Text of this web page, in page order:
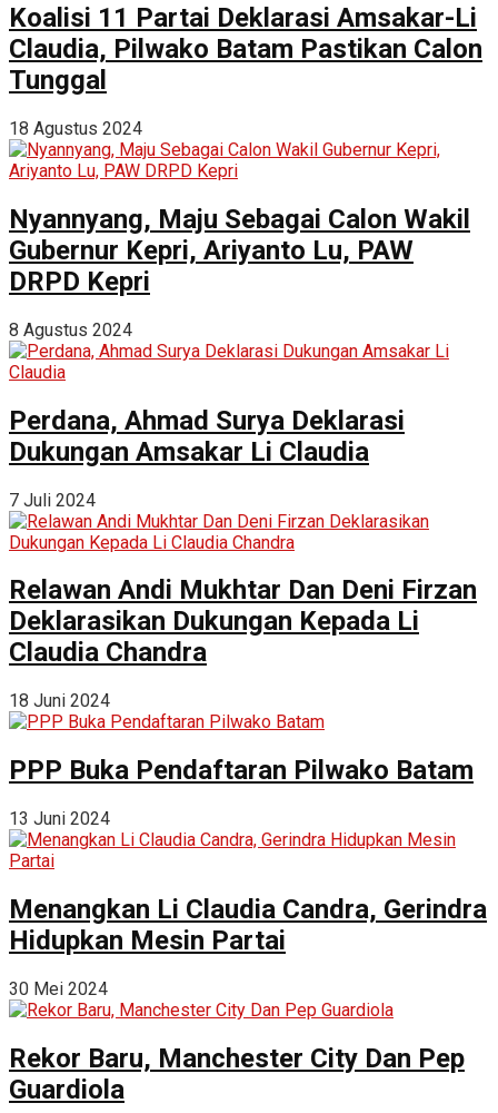
Koalisi 11 Partai Deklarasi Amsakar-Li
Claudia, Pilwako Batam Pastikan Calon
Tunggal
18 Agustus 2024
Nyannyang, Maju Sebagai Calon Wakil
Gubernur Kepri, Ariyanto Lu, PAW
DRPD Kepri
8 Agustus 2024
Perdana, Ahmad Surya Deklarasi
Dukungan Amsakar Li Claudia
7 Juli 2024
Relawan Andi Mukhtar Dan Deni Firzan
Deklarasikan Dukungan Kepada Li
Claudia Chandra
18 Juni 2024
PPP Buka Pendaftaran Pilwako Batam
13 Juni 2024
Menangkan Li Claudia Candra, Gerindra
Hidupkan Mesin Partai
30 Mei 2024
Rekor Baru, Manchester City Dan Pep
Guardiola